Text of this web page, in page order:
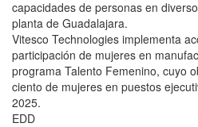
capacidades de personas en
planta de Guadalajara.
Vitesco Technologies implementa
participación de mujeres en
programa Talento Femenino, cuyo
ciento de mujeres en puestos
2025.
EDD